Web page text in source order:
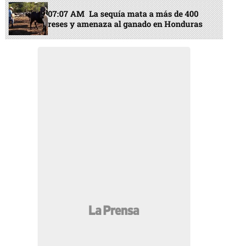
07:07 AM La sequía mata a más de 400
reses y amenaza al ganado en Honduras